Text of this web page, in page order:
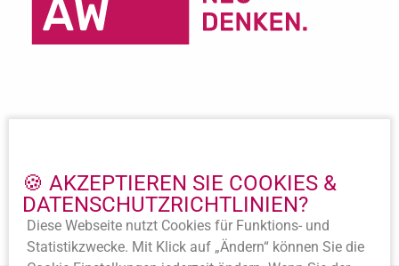
🍪 AKZEPTIEREN SIE COOKIES &
DATENSCHUTZ­RICHTLINIEN?
Diese Webseite nutzt Cookies für Funktions- und
Statistik­zwecke. Mit Klick auf „Ändern“ können Sie die
Wichtige Links
Datenschutz
Beitritt
Satzung